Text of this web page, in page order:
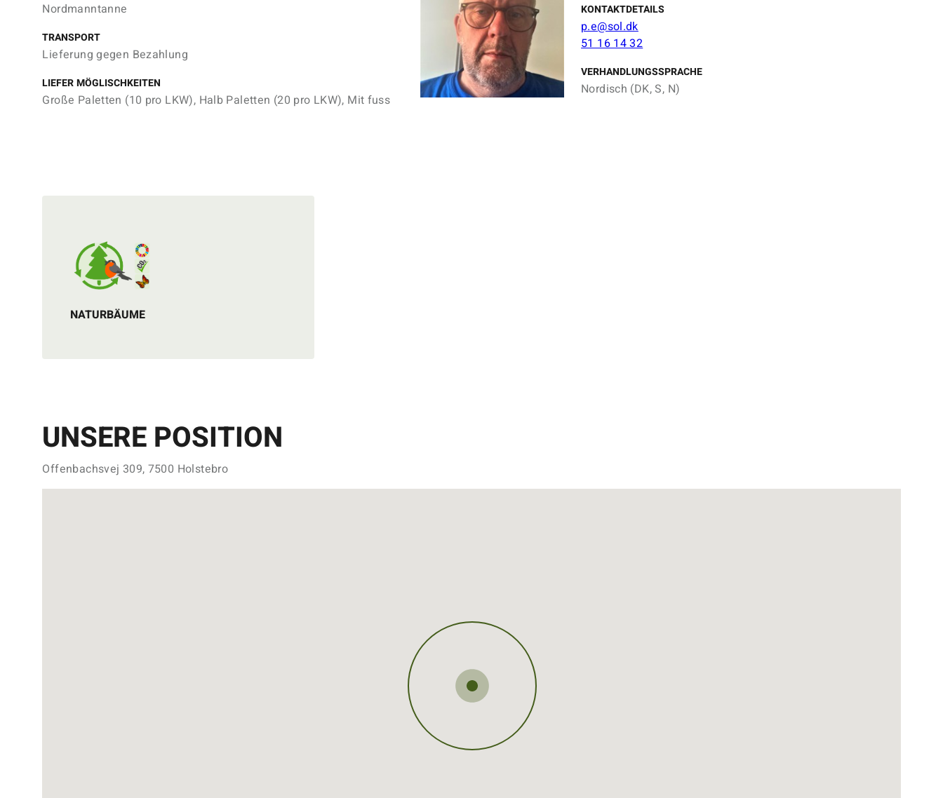
Nordmanntanne
TRANSPORT
Lieferung gegen Bezahlung
LIEFER MÖGLISCHKEITEN
Große Paletten (10 pro LKW), Halb Paletten (20 pro LKW), Mit fuss
KONTAKTDETAILS
p.e@sol.dk
51 16 14 32
VERHANDLUNGSSPRACHE
Nordisch (DK, S, N)
NATURBÄUME
UNSERE POSITION
Offenbachsvej 309, 7500 Holstebro